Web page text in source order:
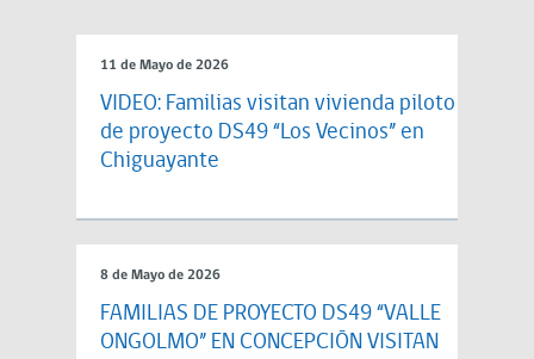
11 de Mayo de 2026
VIDEO: Familias visitan vivienda piloto
de proyecto DS49 “Los Vecinos” en
Chiguayante
8 de Mayo de 2026
FAMILIAS DE PROYECTO DS49 “VALLE
ONGOLMO” EN CONCEPCIÓN VISITAN